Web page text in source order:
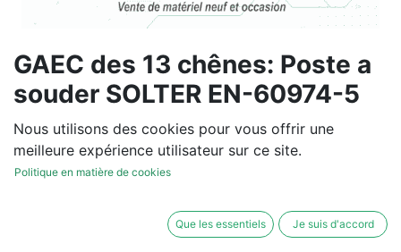
GAEC des 13 chênes: Poste a
souder SOLTER EN-60974-5
Vous souhaitez un devis de
réparation ou de vente, un
diagnostic sur site?
Contactez-nous
Nous utilisons des cookies pour vous offrir une
meilleure expérience utilisateur sur ce site.
Politique en matière de cookies
Que les essentiels Je suis d'accord